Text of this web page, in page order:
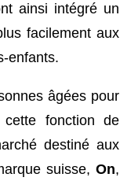
ainsi intégré un
facilement aux
enfants.
âgées pour
fonction de
destiné aux
suisse, On,